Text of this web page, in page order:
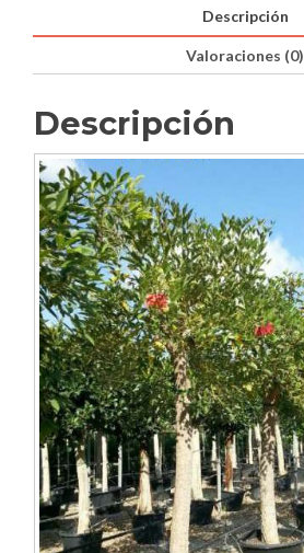
Descripción
Valoraciones (0)
Descripción